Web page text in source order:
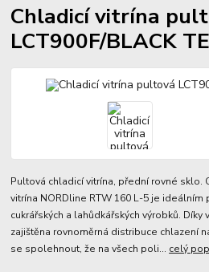
Chladicí vitrína
LCT900F/BLACK
Pultová chladicí vitrína, přední rovné sklo.
vitrína NORDline RTW 160 L-5 je
cukrářských a lahůdkářských výrobků.
zajištěna rovnoměrná distribuce chlazení
se spolehnout, že na všech poli... celý